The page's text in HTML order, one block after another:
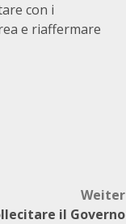
con i
e riaffermare
Weiter
il Governo